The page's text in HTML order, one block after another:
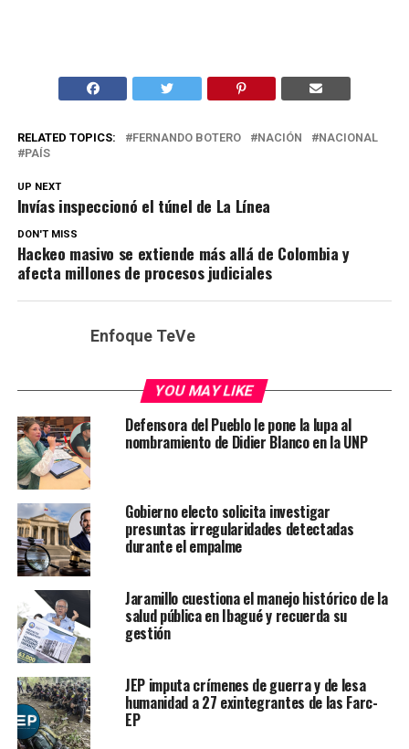
RELATED TOPICS: FERNANDO BOTERO NACIÓN
NACIONAL
PAÍS
UP NEXT
Invías inspeccionó el túnel de La Línea
DON'T MISS
Hackeo masivo se extiende más allá de Colombia y
afecta millones de procesos judiciales
Enfoque TeVe
YOU MAY LIKE
Defensora del Pueblo le pone la lupa al
nombramiento de Didier Blanco en la UNP
Gobierno electo solicita investigar
presuntas irregularidades detectadas
durante el empalme
Jaramillo cuestiona el manejo histórico de la
salud pública en Ibagué y recuerda su
gestión
JEP imputa crímenes de guerra y de lesa
humanidad a 27 exintegrantes de las Farc-
EP